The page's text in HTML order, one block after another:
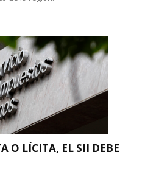
O LÍCITA, EL SII DEBE